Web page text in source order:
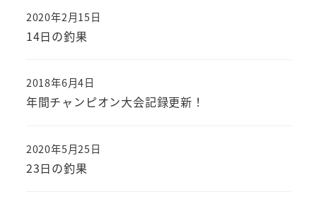
14日の釣果
投稿日
2020年2月15日
年間チャンピオン大会記録更新！
投稿日
2018年6月4日
23日の釣果
投稿日
2020年5月25日